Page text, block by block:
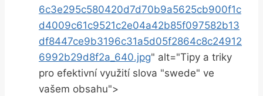
6c3e295c580420d7d70b9a5625cb900f1c
d4009c61c9521c2e04a42b85f097582b13
df8447ce9b3196c31a5d05f2864c8c24912
6992b29d8f2a_640.jpg" alt="Tipy a triky
pro efektivní využití slova "swede" ve
vašem obsahu">